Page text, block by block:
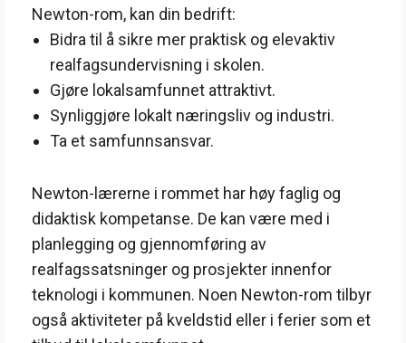
Newton-rom, kan din bedrift:
Bidra til å sikre mer praktisk og elevaktiv
realfagsundervisning i skolen.
Gjøre lokalsamfunnet attraktivt.
Synliggjøre lokalt næringsliv og industri.
Ta et samfunnsansvar.
Newton-lærerne i rommet har høy faglig og
didaktisk kompetanse. De kan være med i
planlegging og gjennomføring av
realfagssatsninger og prosjekter innenfor
teknologi i kommunen. Noen Newton-rom tilbyr
også aktiviteter på kveldstid eller i ferier som et